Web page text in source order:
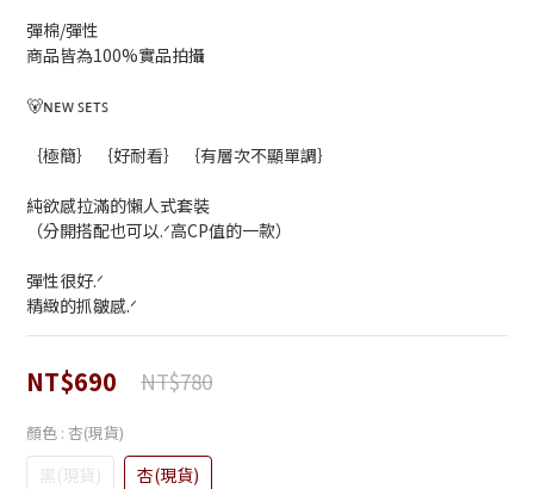
彈棉/彈性
商品皆為100%實品拍攝
🐻ɴᴇᴡ ꜱᴇᴛꜱ
｛極簡｝ ｛好耐看｝ ｛有層次不顯單調｝
純欲感拉滿的懶人式套裝
（分開搭配也可以.ᐟ高CP值的一款）
彈性很好.ᐟ
精緻的抓皺感.ᐟ
NT$690 NT$780
顏色 : 杏(現貨)
黑(現貨) 杏(現貨)